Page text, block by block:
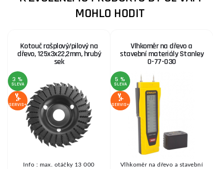
MOHLO HODIT
Kotouč rašplový/pilový na
dřevo, 125x3x22,2mm, hrubý
sek
3 %
SLEVA
SERVIS+
Info : max. otáčky 13 000
Vlhkoměr na dřevo a
stavební materiály Stanley
0-77-030
5 %
SLEVA
SERVIS+
Vlhkoměr na dřevo a stavební